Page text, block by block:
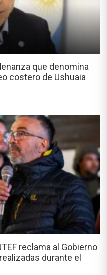
que denomina
costero de Ushuaia
reclama al Gobierno
durante el